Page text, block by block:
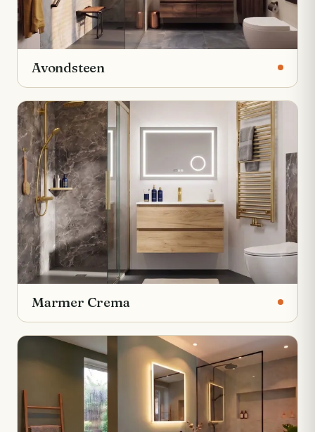
Avondsteen
Marmer Crema